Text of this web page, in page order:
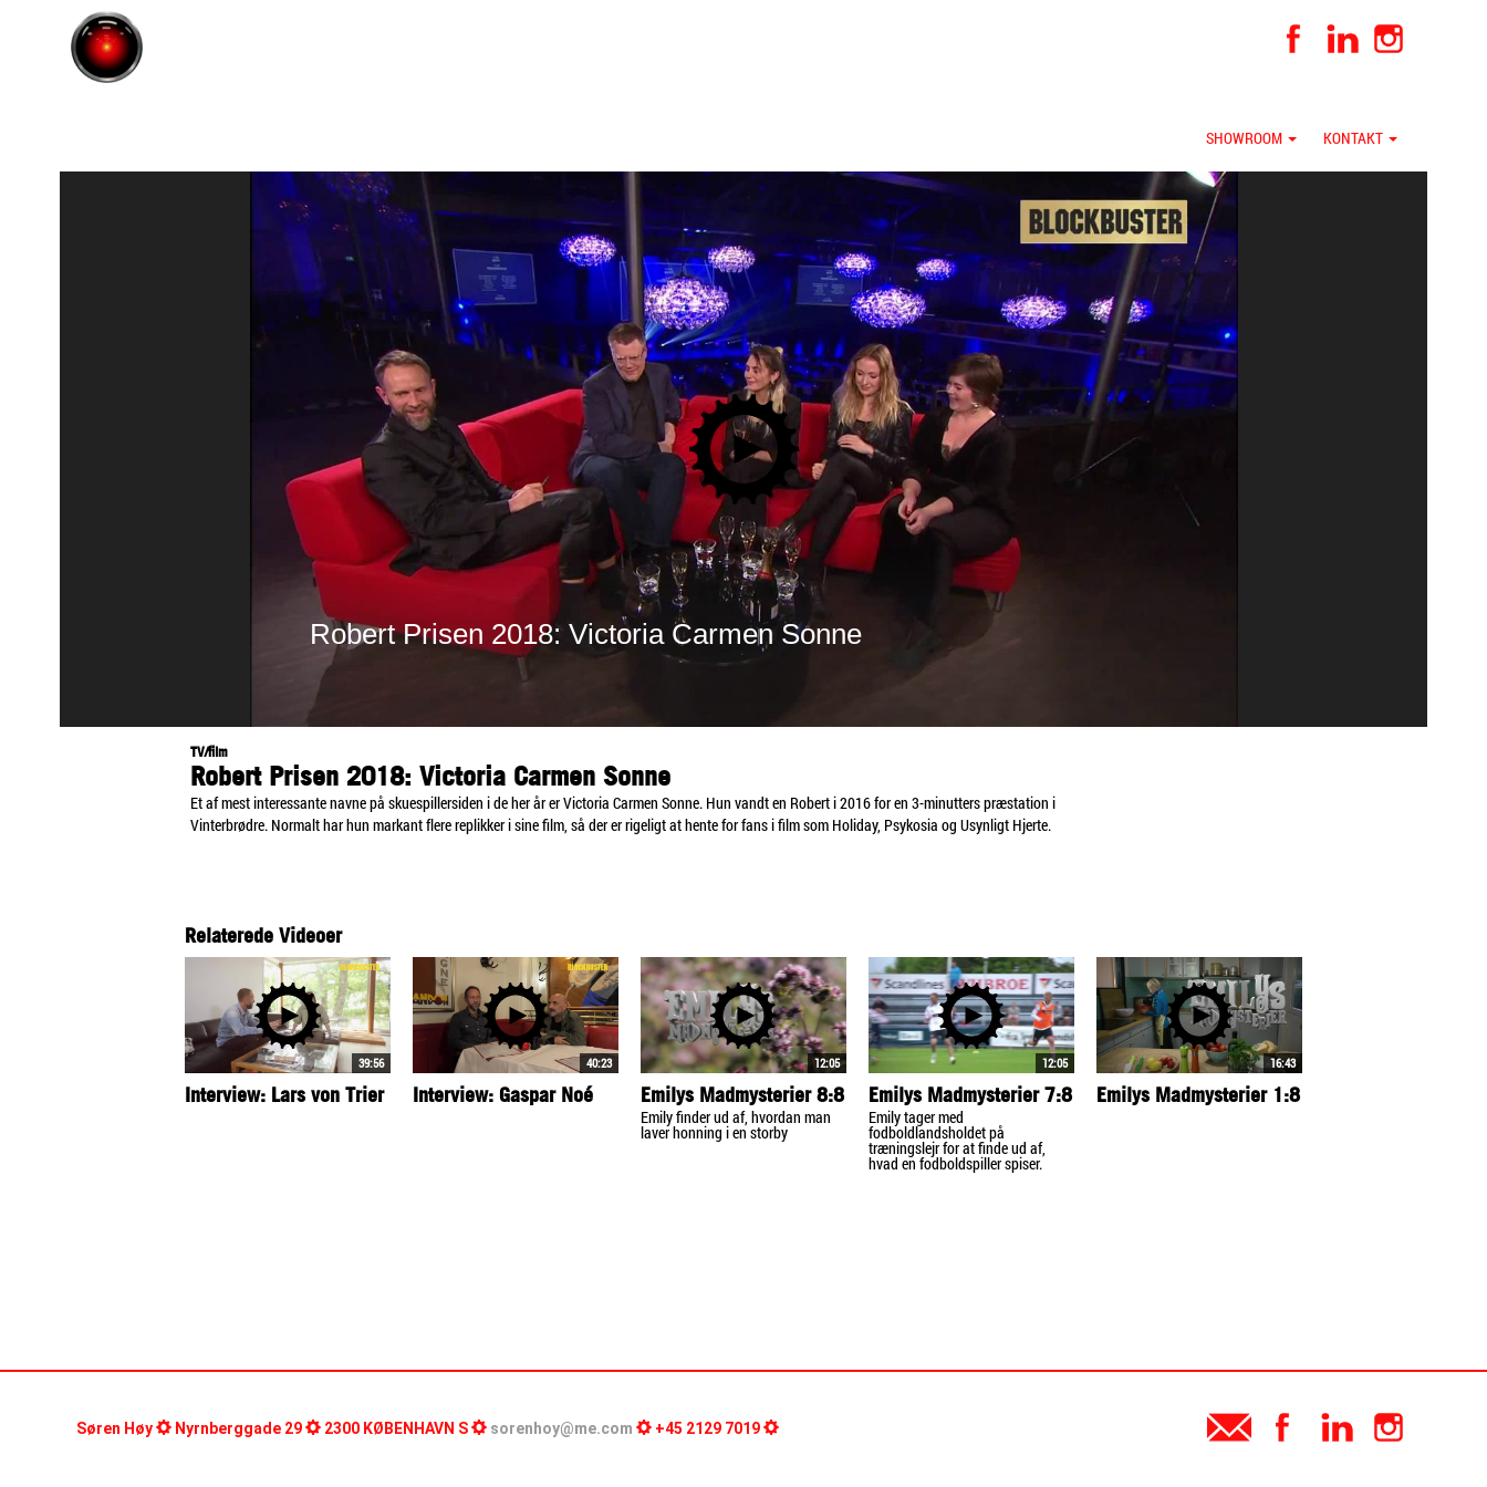
SHOWROOM KONTAKT
TV/film
Robert Prisen 2018: Victoria Carmen Sonne
Et af mest interessante navne på skuespillersiden i de her år er Victoria Carmen Sonne. Hun vandt en Robert i 2016 for en 3-minutters præstation i
Vinterbrødre. Normalt har hun markant flere replikker i sine film, så der er rigeligt at hente for fans i film som Holiday, Psykosia og Usynligt Hjerte.
Relaterede Videoer
39:56
Interview: Lars von Trier
40:23
Interview: Gaspar Noé
12:05
Emilys Madmysterier 8:8
Emily finder ud af, hvordan man
laver honning i en storby
12:05
Emilys Madmysterier 7:8
Emily tager med
fodboldlandsholdet på
træningslejr for at finde ud af,
hvad en fodboldspiller spiser.
16:43
Emilys Madmysterier 1:8
Søren Høy Nyrnberggade 29 2300 KØBENHAVN S sorenhoy@me.com +45 2129 7019